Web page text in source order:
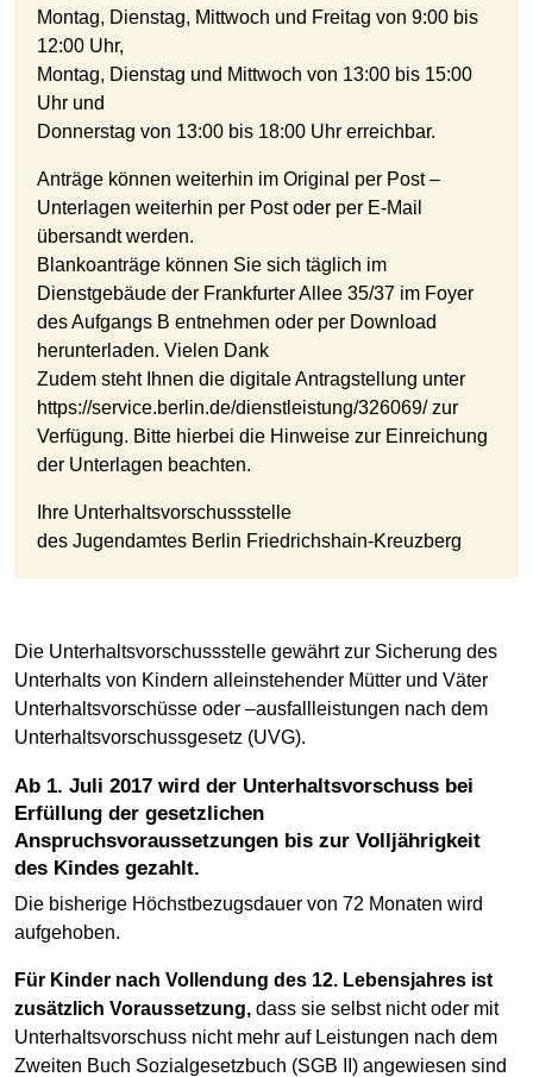
Montag, Dienstag, Mittwoch und Freitag von 9:00 bis
12:00 Uhr,
Montag, Dienstag und Mittwoch von 13:00 bis 15:00
Uhr und
Donnerstag von 13:00 bis 18:00 Uhr erreichbar.
Anträge können weiterhin im Original per Post –
Unterlagen weiterhin per Post oder per E-Mail
übersandt werden.
Blankoanträge können Sie sich täglich im
Dienstgebäude der Frankfurter Allee 35/37 im Foyer
des Aufgangs B entnehmen oder per Download
herunterladen. Vielen Dank
Zudem steht Ihnen die digitale Antragstellung unter
https://service.berlin.de/dienstleistung/326069/ zur
Verfügung. Bitte hierbei die Hinweise zur Einreichung
der Unterlagen beachten.
Ihre Unterhaltsvorschussstelle
des Jugendamtes Berlin Friedrichshain-Kreuzberg
Die Unterhaltsvorschussstelle gewährt zur Sicherung des
Unterhalts von Kindern alleinstehender Mütter und Väter
Unterhaltsvorschüsse oder –ausfallleistungen nach dem
Unterhaltsvorschussgesetz (UVG).
Ab 1. Juli 2017 wird der Unterhaltsvorschuss bei
Erfüllung der gesetzlichen
Anspruchsvoraussetzungen bis zur Volljährigkeit
des Kindes gezahlt.
Die bisherige Höchstbezugsdauer von 72 Monaten wird
aufgehoben.
Für Kinder nach Vollendung des 12. Lebensjahres ist
zusätzlich Voraussetzung, dass sie selbst nicht oder mit
Unterhaltsvorschuss nicht mehr auf Leistungen nach dem
Zweiten Buch Sozialgesetzbuch (SGB II) angewiesen sind